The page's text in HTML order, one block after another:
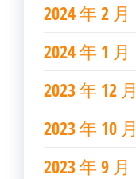
2024 年 2 月
2024 年 1 月
2023 年 12 月
2023 年 10 月
2023 年 9 月